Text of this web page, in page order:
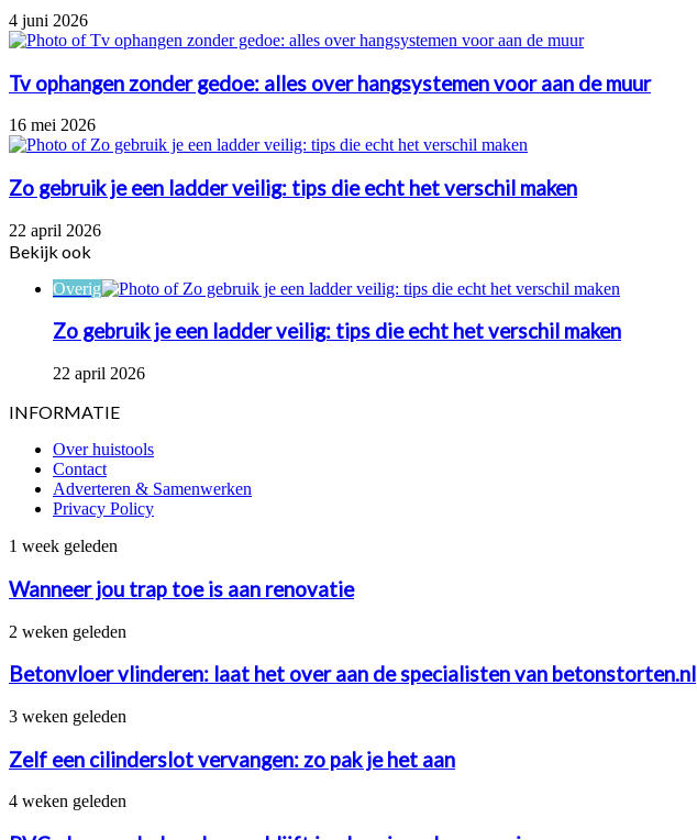
4 juni 2026
Tv ophangen zonder gedoe: alles over hangsystemen voor aan de muur
16 mei 2026
Zo gebruik je een ladder veilig: tips die echt het verschil maken
22 april 2026
Bekijk ook
Overig
Zo gebruik je een ladder veilig: tips die echt het verschil maken
22 april 2026
INFORMATIE
Over huistools
Contact
Adverteren & Samenwerken
Privacy Policy
Wanneer
trap
toe
is
aan
renovatie
1 week geleden
Wanneer jou trap toe is aan renovatie
Betonvloer
laat
het
over
de
specialisten
betonstorten.nl
2 weken geleden
Betonvloer vlinderen: laat het over aan de specialisten van betonstorten.nl
Zelf
cilinderslot
vervangen:
zo
je
3 weken geleden
Zelf een cilinderslot vervangen: zo pak je het aan
PVC
4 weken geleden